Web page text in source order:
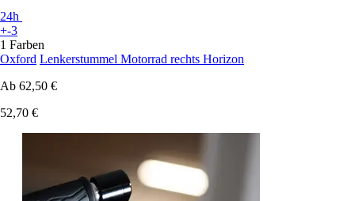
24h
+-3
1 Farben
Oxford Lenkerstummel Motorrad rechts Horizon
Ab 62,50 €
52,70 €